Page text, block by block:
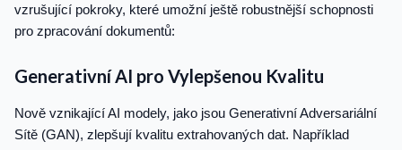
vzrušující pokroky, které umožní ještě robustnější schopnosti
pro zpracování dokumentů:
Generativní AI pro Vylepšenou Kvalitu
Nově vznikající AI modely, jako jsou Generativní Adversariální
Sítě (GAN), zlepšují kvalitu extrahovaných dat. Například